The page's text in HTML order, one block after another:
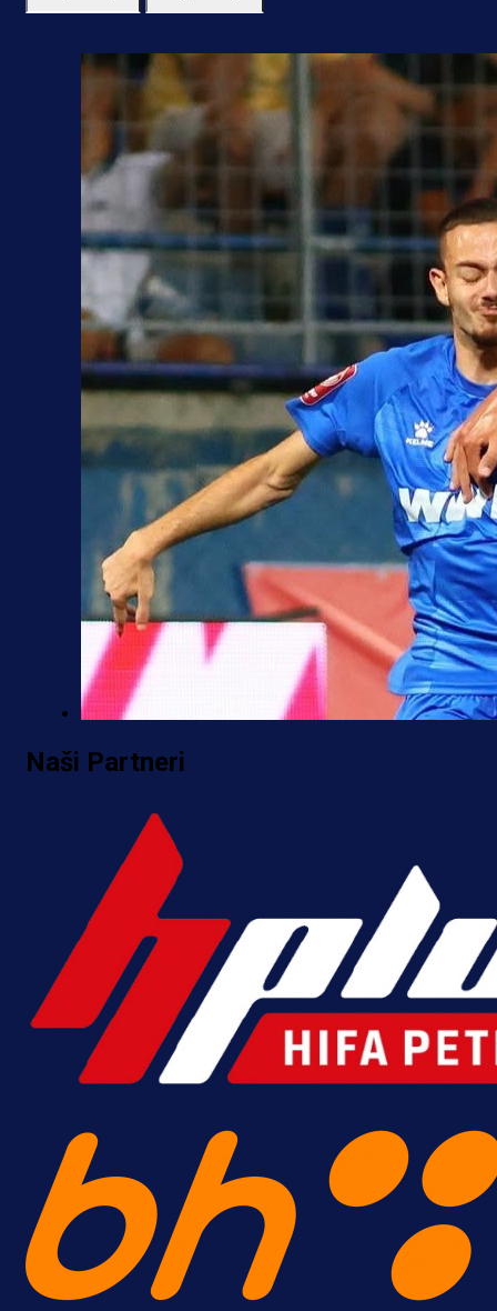
krenuo pobjedom: Plavi slavili na
Grbavici!
7 h 36 min
Naši Partneri